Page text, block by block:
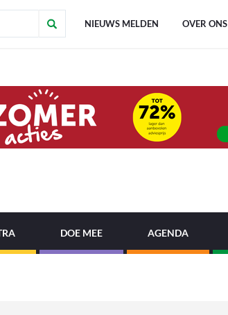
NIEUWS MELDEN OVER ONS
DOE MEE AGENDA